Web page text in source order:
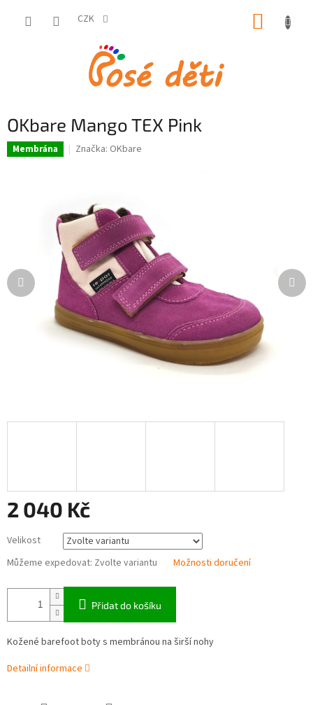
CZK
OKbare Mango TEX Pink
Membrána Značka: OKbare
2 040 Kč
cena:
Velikost
Můžeme expedovat: Zvolte variantu Možnosti doručení
Přidat do košíku
Kožené barefoot boty s membránou na širší nohy
Detailní informace